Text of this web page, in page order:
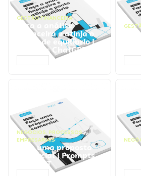
GESTÃO FINANCEIRA
Faça a análise
financeira e atinja o
ponto de equilíbrio |
Prompts ChatGPT
NEGÓCIOS, PROCESSOS
EMPRESARIAIS
Faça uma proposta
comercial | Prompts
ChatGPT